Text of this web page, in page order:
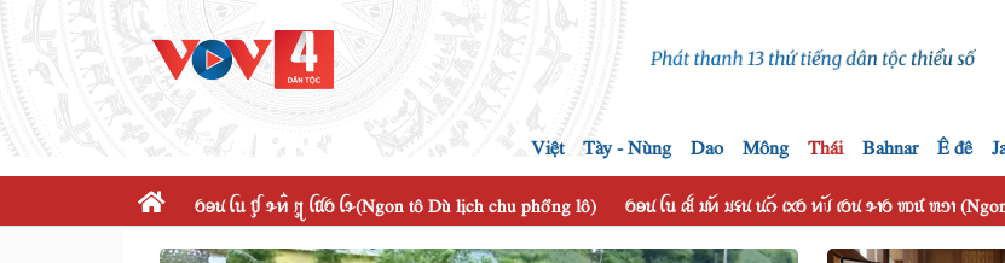
Việt Tày - Nùng Dao Mông Thái Bahnar Ê đê
ꪉꪮꪙ ꪶꪕ ꪤꪴ ꪩꪀꪲ ꪋꪴ ꪶꪠꪉ ꪶꪩ(Ngon tô Dù lịch chu phổng lô) ꪉꪮꪙ ꪶꪕ ꫛ ꪣꪀꪰ ꪣꪺꪙ ꪙꪒꪰ ꪹꪎꪉ ꪀꪚꪰ ꪹꪉꪙ ꪩꪱꪉ ꪪꪽ ꪬꪫꪱ